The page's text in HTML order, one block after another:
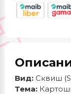
Вид: Сквиш
Тема: